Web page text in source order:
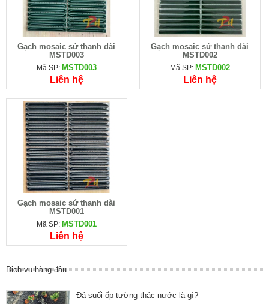
Gạch mosaic sứ thanh dài
MSTD003
Mã SP: MSTD003
Liên hệ
Gạch mosaic sứ thanh dài
MSTD002
Mã SP: MSTD002
Liên hệ
Gạch mosaic sứ thanh dài
MSTD001
Mã SP: MSTD001
Liên hệ
Dịch vụ hàng đầu
Đá suối ốp tường thác nước là gì?